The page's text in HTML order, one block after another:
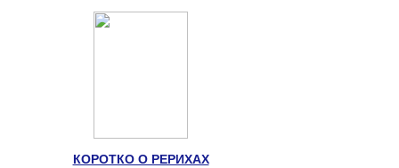
КОРОТКО О РЕРИХАХ